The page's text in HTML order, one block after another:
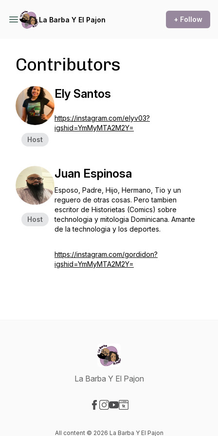
La Barba Y El Pajon + Follow
Contributors
Host
Ely Santos
https://instagram.com/elyv03?
igshid=YmMyMTA2M2Y=
Host
Juan Espinosa
Esposo, Padre, Hijo, Hermano, Tio y un
reguero de otras cosas. Pero tambien
escritor de Historietas (Comics) sobre
technologia y mitologia Dominicana. Amante
de la technologia y los deportes.
https://instagram.com/gordidon?
igshid=YmMyMTA2M2Y=
La Barba Y El Pajon
All content © 2026 La Barba Y El Pajon